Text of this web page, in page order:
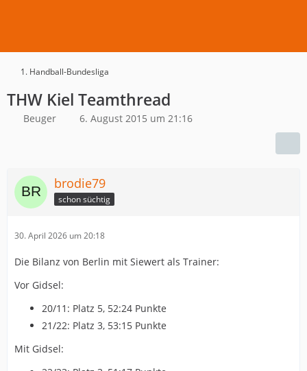
1. Handball-Bundesliga
THW Kiel Teamthread
Beuger 6. August 2015 um 21:16
brodie79
schon süchtig
30. April 2026 um 20:18
Die Bilanz von Berlin mit Siewert als Trainer:
Vor Gidsel:
20/11: Platz 5, 52:24 Punkte
21/22: Platz 3, 53:15 Punkte
Mit Gidsel: